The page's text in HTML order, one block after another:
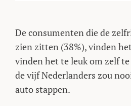
De consumenten die de
zien zitten (38%), vinden
vinden het te leuk om zelf
de vijf Nederlanders zou
auto stappen.